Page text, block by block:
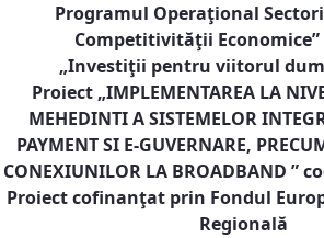
Programul Operaţional
Competitivităţii Economice”
„Investiţii pentru viitorul
Proiect „IMPLEMENTAREA LA
MEHEDINTI A SISTEMELOR
PAYMENT SI E-GUVERNARE,
CONEXIUNILOR LA BROADBAND ”
Proiect cofinanţat prin Fondul
Regională